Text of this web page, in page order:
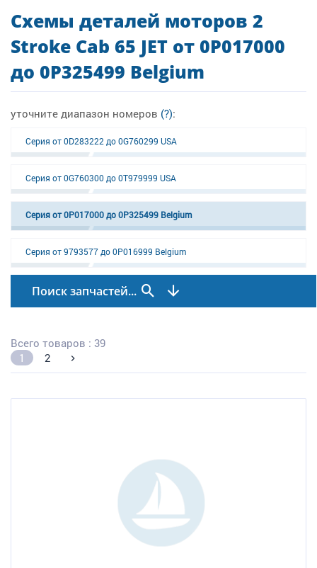
Схемы деталей моторов 2
Stroke Cab 65 JET от 0P017000
до 0P325499 Belgium
уточните диапазон номеров (?):
Серия от 0D283222 до 0G760299 USA
Серия от 0G760300 до 0T979999 USA
Серия от 0P017000 до 0P325499 Belgium
Серия от 9793577 до 0P016999 Belgium
Поиск запчастей...
Всего товаров : 39
1
2